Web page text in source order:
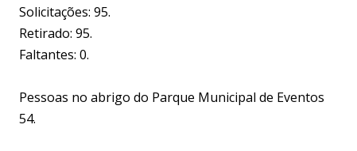
Solicitações: 95.
Retirado: 95.
Faltantes: 0.
Pessoas no abrigo do Parque Municipal de Eventos
54.